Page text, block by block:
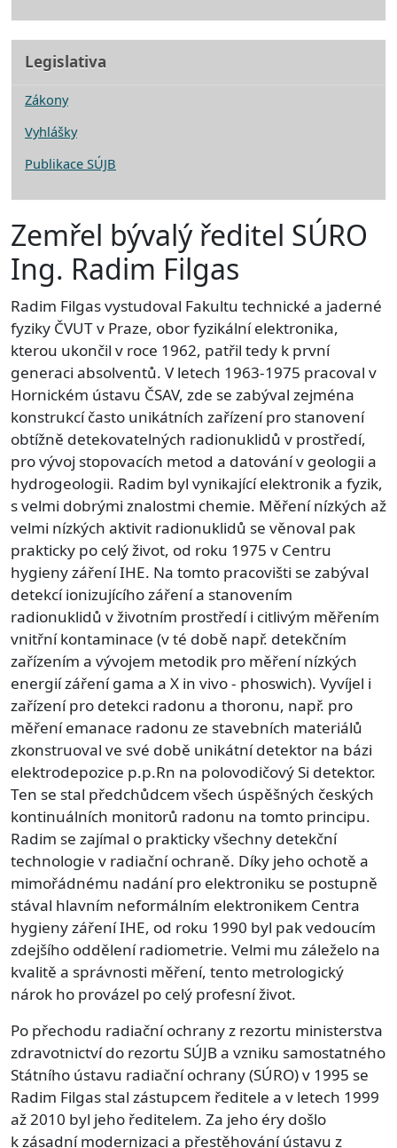
Zemřel bývalý ředitel SÚRO
Ing. Radim Filgas
Radim Filgas vystudoval Fakultu technické a jaderné
fyziky ČVUT v Praze, obor fyzikální elektronika,
kterou ukončil v roce 1962, patřil tedy k první
generaci absolventů. V letech 1963-1975 pracoval v
Hornickém ústavu ČSAV, zde se zabýval zejména
konstrukcí často unikátních zařízení pro stanovení
obtížně detekovatelných radionuklidů v prostředí,
pro vývoj stopovacích metod a datování v geologii a
hydrogeologii. Radim byl vynikající elektronik a fyzik,
s velmi dobrými znalostmi chemie. Měření nízkých až
velmi nízkých aktivit radionuklidů se věnoval pak
prakticky po celý život, od roku 1975 v Centru
hygieny záření IHE. Na tomto pracovišti se zabýval
detekcí ionizujícího záření a stanovením
radionuklidů v životním prostředí i citlivým měřením
vnitřní kontaminace (v té době např. detekčním
zařízením a vývojem metodik pro měření nízkých
energií záření gama a X in vivo - phoswich). Vyvíjel i
zařízení pro detekci radonu a thoronu, např. pro
měření emanace radonu ze stavebních materiálů
zkonstruoval ve své době unikátní detektor na bázi
elektrodepozice p.p.Rn na polovodičový Si detektor.
Ten se stal předchůdcem všech úspěšných českých
kontinuálních monitorů radonu na tomto principu.
Radim se zajímal o prakticky všechny detekční
technologie v radiační ochraně. Díky jeho ochotě a
mimořádnému nadání pro elektroniku se postupně
stával hlavním neformálním elektronikem Centra
hygieny záření IHE, od roku 1990 byl pak vedoucím
zdejšího oddělení radiometrie. Velmi mu záleželo na
kvalitě a správnosti měření, tento metrologický
nárok ho provázel po celý profesní život.
Po přechodu radiační ochrany z rezortu ministerstva
zdravotnictví do rezortu SÚJB a vzniku samostatného
Státního ústavu radiační ochrany (SÚRO) v 1995 se
Radim Filgas stal zástupcem ředitele a v letech 1999
až 2010 byl jeho ředitelem. Za jeho éry došlo
k zásadní modernizaci a přestěhování ústavu z
Legislativa
Zákony
Vyhlášky
Publikace SÚJB